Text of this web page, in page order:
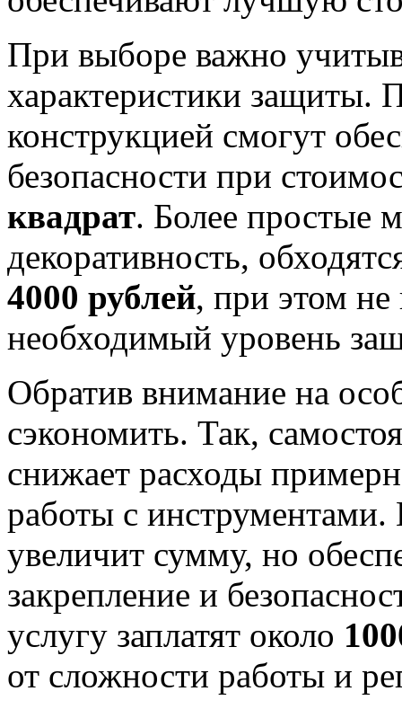
При выборе важно
характеристики защиты.
конструкцией смогут
безопасности при
квадрат. Более простые
декоративность,
4000 рублей, при этом не
необходимый уровень
Обратив внимание на
сэкономить. Так,
снижает расходы
работы с
увеличит сумму, но
закрепление и
услугу заплатят около
от сложности работы и